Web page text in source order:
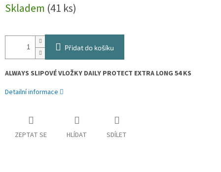
cena:
Skladem (41 ks)
Přidat do košíku
ALWAYS SLIPOVÉ VLOŽKY DAILY PROTECT EXTRA LONG 54 KS
Detailní informace
ZEPTAT SE HLÍDAT SDÍLET